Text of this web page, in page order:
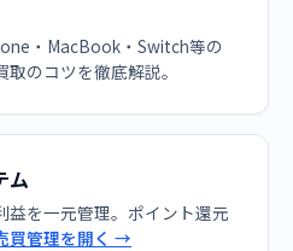
・MacBook・Switch等の
のコツを徹底解説。
ム
益を一元管理。ポイント還元
買管理を開く →